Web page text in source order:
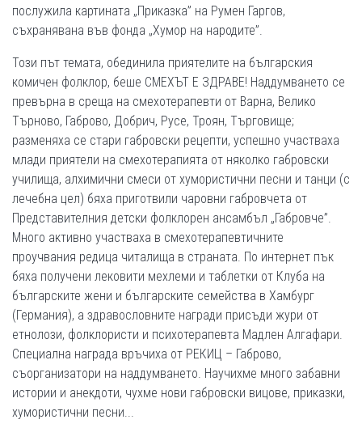
послужила картината „Приказка” на Румен Гаргов,
съхранявана във фонда „Хумор на народите”.
Този път темата, обединила приятелите на българския
комичен фолклор, беше СМЕХЪТ Е ЗДРАВЕ! Наддумването се
превърна в среща на смехотерапевти от Варна, Велико
Търново, Габрово, Добрич, Русе, Троян, Търговище;
разменяха се стари габровски рецепти, успешно участваха
млади приятели на смехотерапията от няколко габровски
училища, алхимични смеси от хумористични песни и танци (с
лечебна цел) бяха приготвили чаровни габровчета от
Представителния детски фолклорен ансамбъл „Габровче”.
Много активно участваха в смехотерапевтичните
проучвания редица читалища в страната. По интернет пък
бяха получени лековити мехлеми и таблетки от Клуба на
българските жени и българските семейства в Хамбург
(Германия), а здравословните награди присъди жури от
етнолози, фолклористи и психотерапевта Мадлен Алгафари.
Специална награда връчиха от РЕКИЦ – Габрово,
съорганизатори на наддумването. Научихме много забавни
истории и анекдоти, чухме нови габровски вицове, приказки,
хумористични песни...